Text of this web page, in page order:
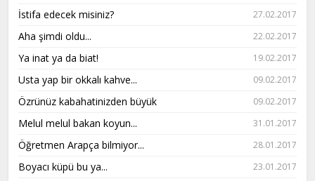
İstifa edecek misiniz? 27.02.2017
Aha şimdi oldu... 22.02.2017
Ya inat ya da biat! 19.02.2017
Usta yap bir okkalı kahve... 09.02.2017
Özrünüz kabahatinizden büyük 09.02.2017
Melul melul bakan koyun... 31.01.2017
Öğretmen Arapça bilmiyor... 28.01.2017
Boyacı küpü bu ya... 23.01.2017